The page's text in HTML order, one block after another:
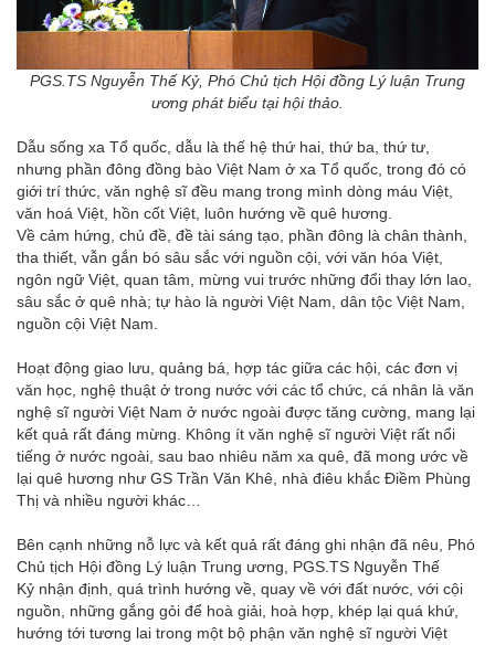
PGS.TS Nguyễn Thế Kỷ, Phó Chủ tịch Hội đồng Lý luận Trung
ương phát biểu tại hội thảo.
Dẫu sống xa Tổ quốc, dẫu là thế hệ thứ hai, thứ ba, thứ tư,
nhưng phần đông đồng bào Việt Nam ở xa Tổ quốc, trong đó có
giới trí thức, văn nghệ sĩ đều mang trong mình dòng máu Việt,
văn hoá Việt, hồn cốt Việt, luôn hướng về quê hương.
Về cảm hứng, chủ đề, đề tài sáng tạo, phần đông là chân thành,
tha thiết, vẫn gắn bó sâu sắc với nguồn cội, với văn hóa Việt,
ngôn ngữ Việt, quan tâm, mừng vui trước những đổi thay lớn lao,
sâu sắc ở quê nhà; tự hào là người Việt Nam, dân tộc Việt Nam,
nguồn cội Việt Nam.
Hoạt động giao lưu, quảng bá, hợp tác giữa các hội, các đơn vị
văn học, nghệ thuật ở trong nước với các tổ chức, cá nhân là văn
nghệ sĩ người Việt Nam ở nước ngoài được tăng cường, mang lại
kết quả rất đáng mừng. Không ít văn nghệ sĩ người Việt rất nổi
tiếng ở nước ngoài, sau bao nhiêu năm xa quê, đã mong ước về
lại quê hương như GS Trần Văn Khê, nhà điêu khắc Điềm Phùng
Thị và nhiều người khác…
Bên cạnh những nỗ lực và kết quả rất đáng ghi nhận đã nêu, Phó
Chủ tịch Hội đồng Lý luận Trung ương, PGS.TS Nguyễn Thế
Kỷ nhận định, quá trình hướng về, quay về với đất nước, với cội
nguồn, những gắng gỏi để hoà giải, hoà hợp, khép lại quá khứ,
hướng tới tương lai trong một bộ phận văn nghệ sĩ người Việt